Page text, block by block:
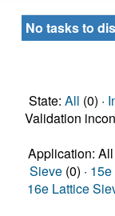
No tasks to
State: All (0) ·
Validation
Application: All
Sieve (0) ·
16e Lattice